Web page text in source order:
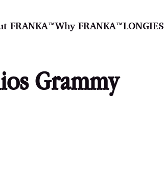
FRANKA™️Why FRANKA™️LONGIES
Grammy